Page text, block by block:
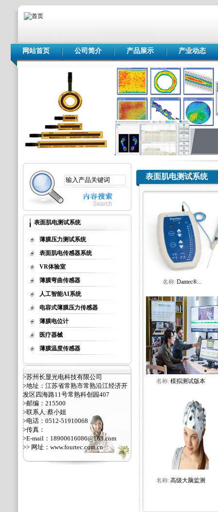
网站首页 公司简介 产品展示 产业动态
表面肌电测试系统
薄膜压力测试系统
表面肌电传感器系统
VR体验室
薄膜弯曲传感器
人工智能AI系统
电容式薄膜压力传感器
薄膜电位计
医疗器械
薄膜温度传感器
>苏州长显光电科技有限公司
>地址：江苏省常熟市常熟沿江经济开
发区四海路11号常熟科创园407
>邮编：215500
>联系人:蔡小姐
>电话：0512-51910068
>传真：
>E-mail：18900616086@163.com
>> 网址： www.fourtec.com.cn
表面肌电测试系统
名称:Dantec®...
名称:模拟测试版本
名称:高级大脑监测